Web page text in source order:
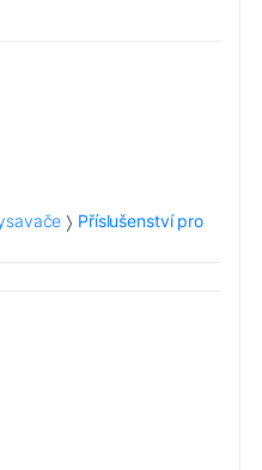
Příslušenství pro